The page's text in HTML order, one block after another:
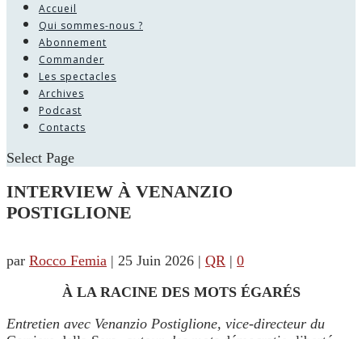
Accueil
Qui sommes-nous ?
Abonnement
Commander
Les spectacles
Archives
Podcast
Contacts
Select Page
INTERVIEW À VENANZIO
POSTIGLIONE
par Rocco Femia | 25 Juin 2026 | QR | 0
À LA RACINE DES MOTS ÉGARÉS
Entretien avec Venanzio Postiglione, vice-directeur du